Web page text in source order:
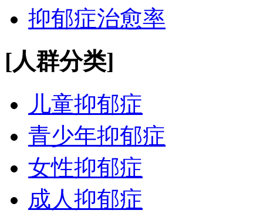
抑郁症治愈率
[人群分类]
儿童抑郁症
青少年抑郁症
女性抑郁症
成人抑郁症